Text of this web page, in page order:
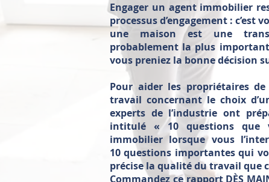
Engager un agent immobilier
processus d’engagement : c’est
une maison est une
probablement la plus
vous preniez la bonne décision
Pour aider les propriétaires
travail concernant le choix
experts de l’industrie ont
intitulé « 10 questions que
immobilier lorsque vous
10 questions importantes qui
précise la qualité du travail que
Commandez ce rapport DÈS